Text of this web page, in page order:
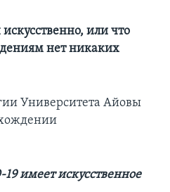
или что
нет никаких
Университета Айовы
имеет искусственное